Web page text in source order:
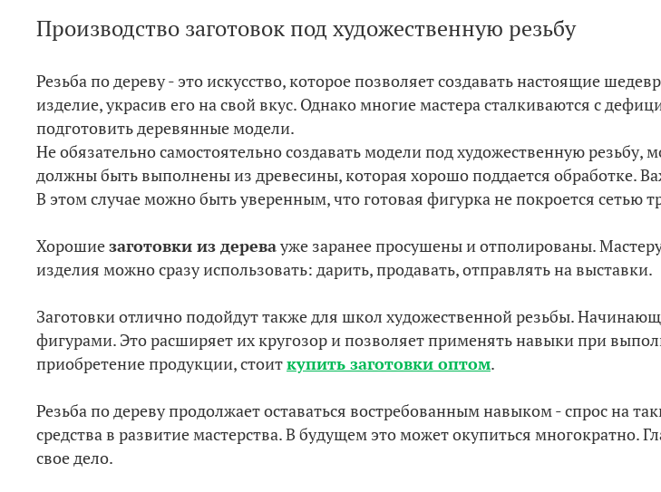
Производство заготовок под художественную резьбу
Резьба по дереву - это искусство, которое позволяет создавать настоящие
изделие, украсив его на свой вкус. Однако многие мастера сталкиваются с
подготовить деревянные модели.
Не обязательно самостоятельно создавать модели под художественную резьбу,
должны быть выполнены из древесины, которая хорошо поддается обработке.
В этом случае можно быть уверенным, что готовая фигурка не покроется сетью
Хорошиезаготовки из деревауже заранее просушены и отполированы.
изделия можно сразу использовать: дарить, продавать, отправлять на выставки.
Заготовки отлично подойдут также для школ художественной резьбы.
фигурами. Это расширяет их кругозор и позволяет применять навыки при
приобретение продукции, стоиткупить заготовки оптом.
Резьба по дереву продолжает оставаться востребованным навыком - спрос на
средства в развитие мастерства. В будущем это может окупиться многократно.
свое дело.